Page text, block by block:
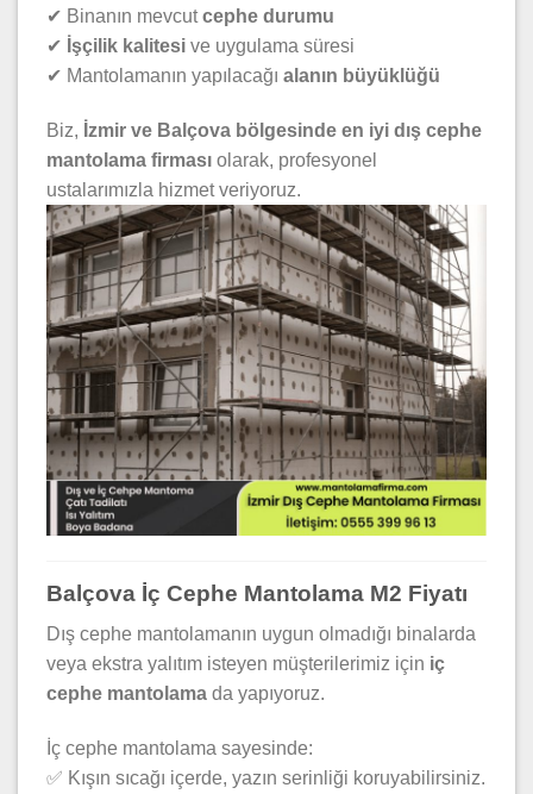
✔ Binanın mevcutcephe durumu
✔ İşçilik kalitesi ve uygulama süresi
✔ Mantolamanın yapılacağı alanın büyüklüğü
Biz, İzmir ve Balçova bölgesinde en iyi dış cephe
mantolama firması olarak, profesyonel
ustalarımızla hizmet veriyoruz.
Balçova İç Cephe Mantolama M2 Fiyatı
Dış cephe mantolamanın uygun olmadığı binalarda
veya ekstra yalıtım isteyen müşterilerimiz için iç
cephe mantolama da yapıyoruz.
İç cephe mantolama sayesinde:
✅ Kışın sıcağı içerde, yazın serinliği koruyabilirsiniz.